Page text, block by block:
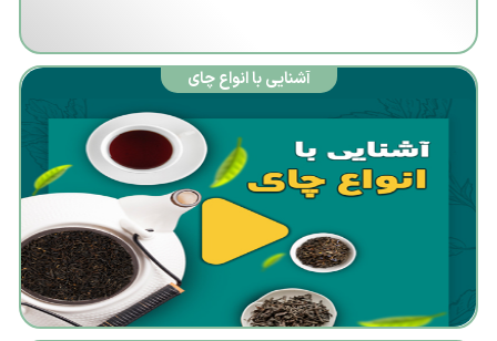
گیاهان
تجارت ما
فرصت
درآمدزایی
ما
آشنایی با انواع چای